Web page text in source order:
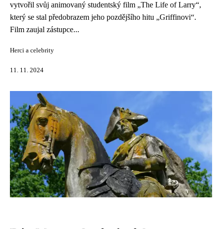
vytvořil svůj animovaný studentský film „The Life of Larry“,
který se stal předobrazem jeho pozdějšího hitu „Griffinovi“.
Film zaujal zástupce...
Herci a celebrity
11. 11. 2024